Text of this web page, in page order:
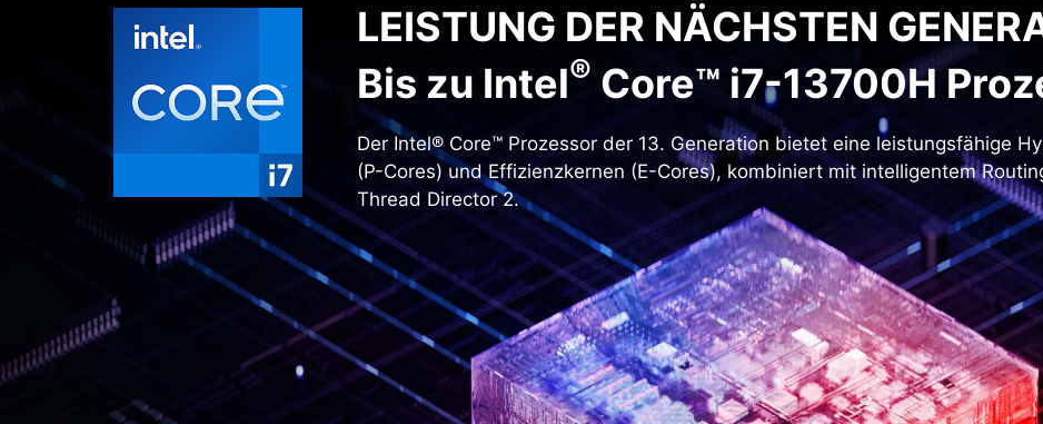
LEISTUNG DER NÄCHSTEN
Bis zu Intel® Core™ i7-13700H
Der Intel® Core™ Prozessor der 13. Generation bietet eine leistungsfähige
(P-Cores) und Effizienzkernen (E-Cores), kombiniert mit intelligentem
ThreadDirector 2.